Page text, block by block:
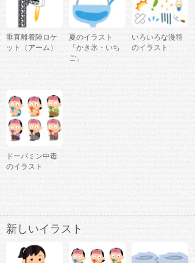
垂直離着陸ロケ
ット（アーム）
夏のイラスト
「かき氷・いち
ご」
いろいろな漫符
のイラスト
ドーパミン中毒
のイラスト
新しいイラスト